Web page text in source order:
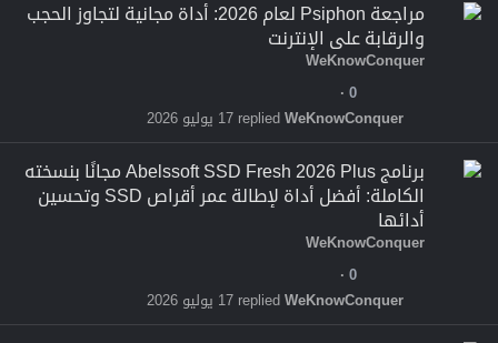
مراجعة Psiphon لعام 2026: أداة مجانية لتجاوز الحجب
والرقابة على الإنترنت
WeKnowConquer
0
17 يوليو 2026
WeKnowConquer
برنامج Abelssoft SSD Fresh 2026 Plus مجانًا بنسخته
الكاملة: أفضل أداة لإطالة عمر أقراص SSD وتحسين
أدائها
WeKnowConquer
0
17 يوليو 2026
WeKnowConquer